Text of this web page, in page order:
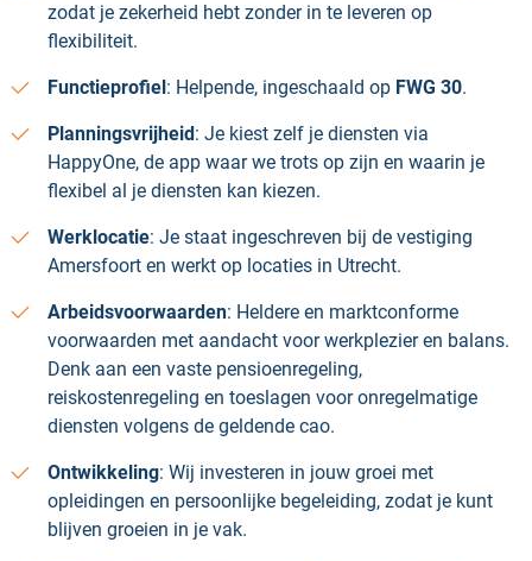
zodat je zekerheid hebt zonder in te leveren op
flexibiliteit.
Functieprofiel: Helpende, ingeschaald op FWG 30.
Planningsvrijheid: Je kiest zelf je diensten via
HappyOne, de app waar we trots op zijn en waarin je
flexibel al je diensten kan kiezen.
Werklocatie: Je staat ingeschreven bij de vestiging
Amersfoort en werkt op locaties in Utrecht.
Arbeidsvoorwaarden: Heldere en marktconforme
voorwaarden met aandacht voor werkplezier en balans.
Denk aan een vaste pensioenregeling,
reiskostenregeling en toeslagen voor onregelmatige
diensten volgens de geldende cao.
Ontwikkeling: Wij investeren in jouw groei met
opleidingen en persoonlijke begeleiding, zodat je kunt
blijven groeien in je vak.